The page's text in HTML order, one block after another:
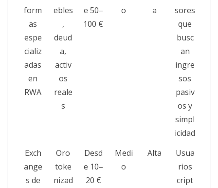
form
as
espe
cializ
adas
en
RWA
ebles
,
deud
a,
activ
os
reale
s
e 50–
100 €
o
a
sores
que
busc
an
ingre
sos
pasiv
os y
simpl
icidad
Exch
ange
s de
Oro
toke
nizad
Desd
e 10–
20 €
Medi
o
Alta
Usua
rios
cript